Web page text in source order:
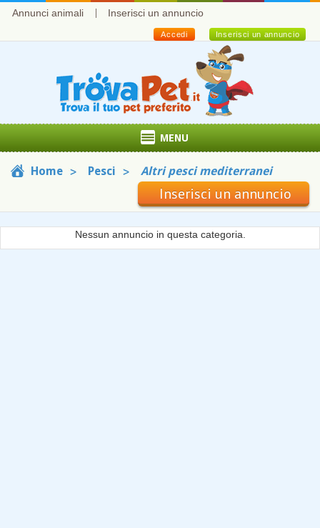
Annunci animali Inserisci un annuncio
Inserisci un annuncio
Accedi
MENU
Home Pesci Altri pesci mediterranei
Inserisci un annuncio
Nessun annuncio in questa categoria.